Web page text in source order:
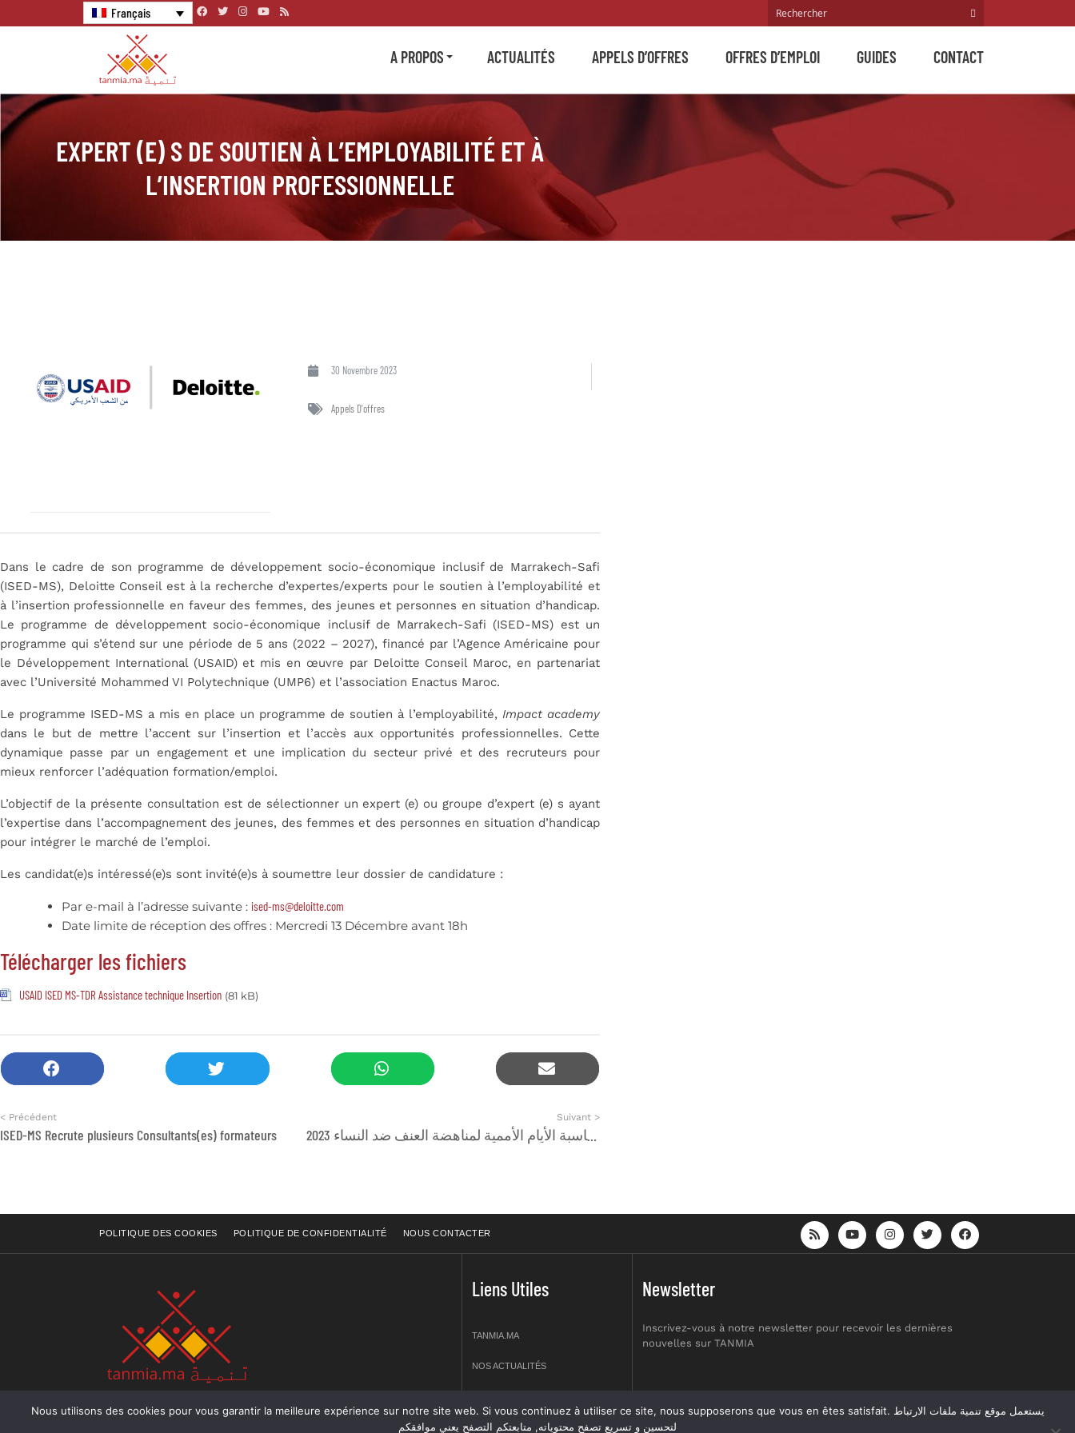
Français
A PROPOS ACTUALITÉS APPELS D’OFFRES OFFRES D’EMPLOI GUIDES CONTACT
EXPERT (E) S DE SOUTIEN À L’EMPLOYABILITÉ ET À
L’INSERTION PROFESSIONNELLE
30 Novembre 2023
Appels D'offres
Dans le cadre de son programme de développement socio-économique inclusif de Marrakech-Safi
(ISED-MS), Deloitte Conseil est à la recherche d’expertes/experts pour le soutien à l’employabilité et
à l’insertion professionnelle en faveur des femmes, des jeunes et personnes en situation d’handicap.
Le programme de développement socio-économique inclusif de Marrakech-Safi (ISED-MS) est un
programme qui s’étend sur une période de 5 ans (2022 – 2027), financé par l’Agence Américaine pour
le Développement International (USAID) et mis en œuvre par Deloitte Conseil Maroc, en partenariat
avec l’Université Mohammed VI Polytechnique (UMP6) et l’association Enactus Maroc.
Le programme ISED-MS a mis en place un programme de soutien à l’employabilité, Impact academy
dans le but de mettre l’accent sur l’insertion et l’accès aux opportunités professionnelles. Cette
dynamique passe par un engagement et une implication du secteur privé et des recruteurs pour
mieux renforcer l’adéquation formation/emploi.
L’objectif de la présente consultation est de sélectionner un expert (e) ou groupe d’expert (e) s ayant
l’expertise dans l’accompagnement des jeunes, des femmes et des personnes en situation d’handicap
pour intégrer le marché de l’emploi.
Les candidat(e)s intéressé(e)s sont invité(e)s à soumettre leur dossier de candidature :
Par e-mail à l’adresse suivante : ised-ms@deloitte.com
Date limite de réception des offres : Mercredi 13 Décembre avant 18h
Télécharger les fichiers
USAID ISED MS-TDR Assistance technique Insertion (81 kB)
< Précédent
ISED-MS Recrute plusieurs Consultants(es) formateurs
Suivant >
بيان تحالف ربيع الكرامة بمناسبة الأيام الأممية لمناهضة العنف ضد النساء 2023
POLITIQUE DES COOKIES POLITIQUE DE CONFIDENTIALITÉ NOUS CONTACTER
Rue Raiss Achour, Résidence Badr A, ler étage, Apprt NO 2,
Liens Utiles
TANMIA.MA
NOS ACTUALITÉS
OFFRES D’EMPLOI
Newsletter
Inscrivez-vous à notre newsletter pour recevoir les dernières
nouvelles sur TANMIA
Nous utilisons des cookies pour vous garantir la meilleure expérience sur notre site web. Si vous continuez à utiliser ce site, nous supposerons que vous en êtes satisfait. يستعمل موقع تنمية ملفات الارتباط
لتحسين و تسريع تصفح محتوياته, متابعتكم التصفح يعني موافقكم